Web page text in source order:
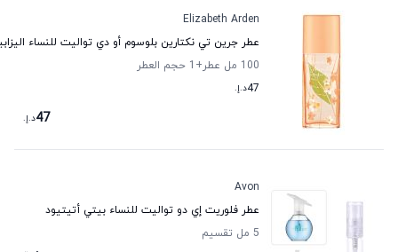
Elizabeth Arden
عطر جرين تي نكتارين بلوسوم أو دي تواليت للنساء
100 مل عطر
+1
حجم العطر
47د.إ.
47د.إ.
Avon
عطر فلوريت إي دو تواليت للنساء بيتي أتيتيود
5 مل تقسيم